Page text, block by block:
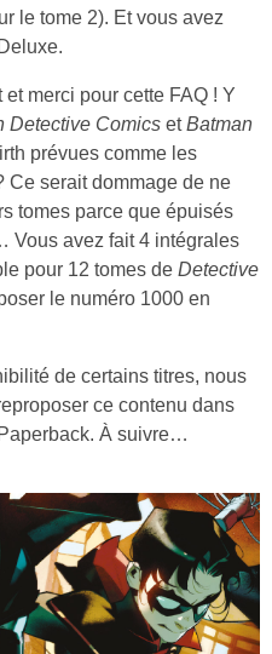
le tome 2). Et vous avez
et merci pour cette FAQ ! Y
Detective Comics etBatman
prévues comme les
Ce serait dommage de ne
tomes parce que épuisés
Vous avez fait 4 intégrales
pour 12 tomes de Detective
le numéro 1000 en
de certains titres, nous
ce contenu dans
À suivre…